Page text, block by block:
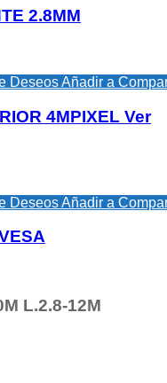
2.8MM
DeseosAñadir a
4MPIXEL Ver
DeseosAñadir a
L.2.8-12M